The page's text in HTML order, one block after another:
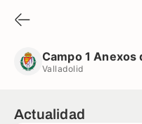
Campo 1
Valladolid
Actualidad